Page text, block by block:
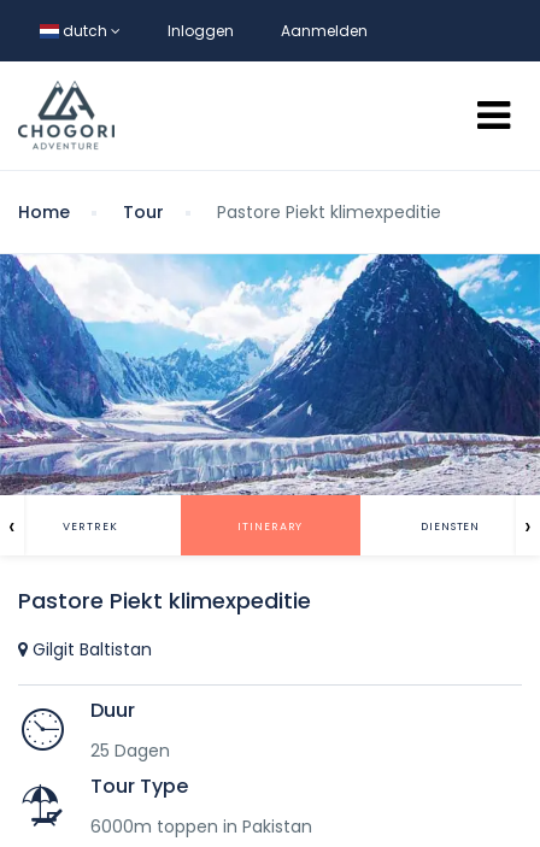
dutch Inloggen Aanmelden
Home Tour Pastore Piekt klimexpeditie
VERTREK ITINERARY DIENSTEN
‹ ›
Pastore Piekt klimexpeditie
Gilgit Baltistan
Duur
25 Dagen
Tour Type
6000m toppen in Pakistan